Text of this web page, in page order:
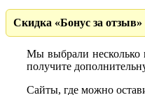
Скидка «Бонус за отзыв»
Мы выбрали несколько
получите
Сайты, где можно